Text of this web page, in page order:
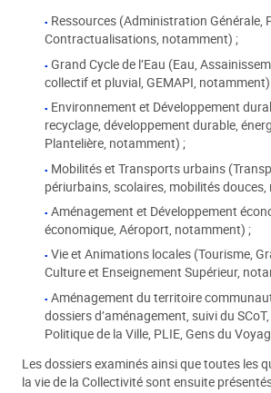
Ressources (Administration Générale,
Contractualisations, notamment) ;
Grand Cycle de l’Eau (Eau,
collectif et pluvial, GEMAPI,
Environnement et Développement
recyclage, développement durable,
Plantelière, notamment) ;
Mobilités et Transports urbains
périurbains, scolaires, mobilités
Aménagement et Développement
économique, Aéroport, notamment) ;
Vie et Animations locales (Tourisme,
Culture et Enseignement Supérieur,
Aménagement du territoire
dossiers d’aménagement, suivi du SCoT,
Politique de la Ville, PLIE, Gens du
Les dossiers examinés ainsi que toutes les
la vie de la Collectivité sont ensuite